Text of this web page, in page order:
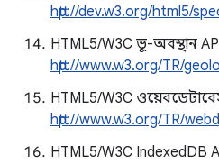
http://dev.w3.org/html5/
HTML5/W3C ভূ-অবস্থান
http://www.w3.org/TR/
HTML5/W3C
http://www.w3.org/TR/
HTML5/W3C IndexedDB